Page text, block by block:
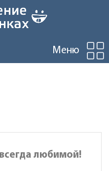
Меню
любимой!